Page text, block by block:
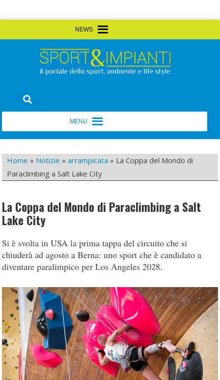
to
Sport&Impianti
Home » Notizie »arrampicata » La Coppa del Mondo di
Paraclimbing a Salt Lake City
La Coppa del Mondo di Paraclimbing a Salt
Lake City
Si è svolta in USA la prima tappa del circuito che si
chiuderà ad agosto a Berna: uno sport che è candidato a
diventare paralimpico per Los Angeles 2028.